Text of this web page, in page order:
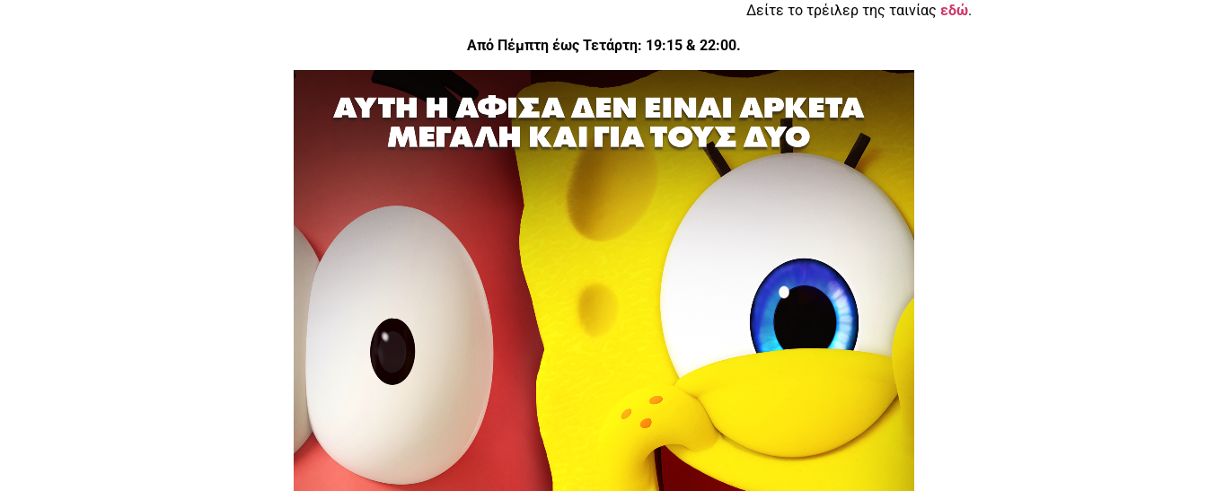
Δείτε το τρέιλερ της ταινίας εδώ.
Από Πέμπτη έως Τετάρτη: 19:15 & 22:00.